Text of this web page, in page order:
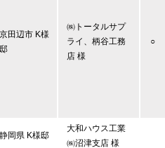
京田辺市 K様
邸
㈱トータルサプ
ライ、柄谷工務
店 様
○
静岡県 K様邸
大和ハウス工業
㈱沼津支店 様